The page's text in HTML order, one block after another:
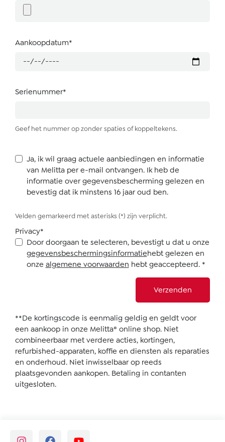
Aankoopdatum*
Serienummer*
Geef het nummer op zonder spaties of koppeltekens.
Ja, ik wil graag actuele aanbiedingen en informatie
van Melitta per e-mail ontvangen. Ik heb de
informatie over gegevensbescherming gelezen en
bevestig dat ik minstens 16 jaar oud ben.
Velden gemarkeerd met asterisks (*) zijn verplicht.
Privacy*
Door doorgaan te selecteren, bevestigt u dat u onze
gegevensbeschermingsinformatiehebt gelezen en
onze algemene voorwaarden hebt geaccepteerd. *
Verzenden
**De kortingscode is eenmalig geldig en geldt voor
een aankoop in onze Melitta® online shop. Niet
combineerbaar met verdere acties, kortingen,
refurbished-apparaten, koffie en diensten als reparaties
en onderhoud. Niet inwisselbaar op reeds
plaatsgevonden aankopen. Betaling in contanten
uitgesloten.